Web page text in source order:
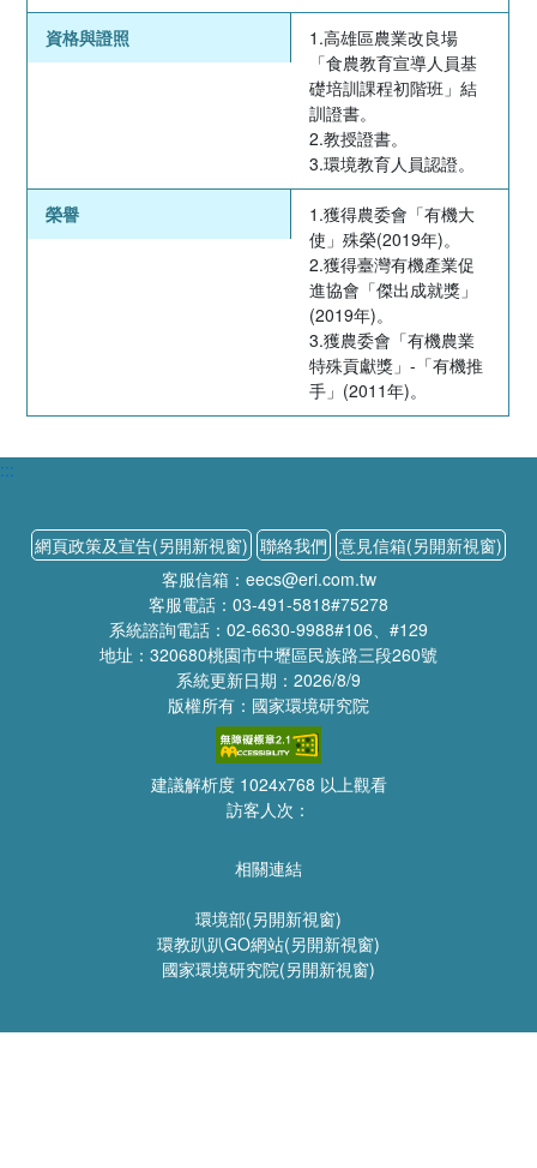
資格與證照
1.高雄區農業改良場
「食農教育宣導人員基
礎培訓課程初階班」結
訓證書。
2.教授證書。
3.環境教育人員認證。
榮譽
1.獲得農委會「有機大
使」殊榮(2019年)。
2.獲得臺灣有機產業促
進協會「傑出成就獎」
(2019年)。
3.獲農委會「有機農業
特殊貢獻獎」-「有機推
手」(2011年)。
:::
網頁政策及宣告(另開新視窗) 聯絡我們 意見信箱(另開新視窗)
客服信箱：eecs@eri.com.tw
客服電話：03-491-5818#75278
系統諮詢電話：02-6630-9988#106、#129
地址：320680桃園市中壢區民族路三段260號
系統更新日期：2026/8/9
版權所有：國家環境研究院
建議解析度 1024x768 以上觀看
訪客人次：
相關連結
環境部(另開新視窗)
環教趴趴GO網站(另開新視窗)
國家環境研究院(另開新視窗)